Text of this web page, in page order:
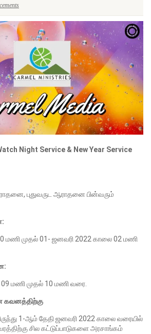
Night Service & New Year Service
புதுவருட ஆராதனை பின்வரும்
மணி முதல் 01- ஜனவரி 2022 காலை 02 மணி
மணி முதல் 10 மணி வரை.
கவனத்திற்கு
1-ஆம் தேதி ஜனவரி 2022 காலை வரையில்
சில கட்டுப்பாடுகளை அரசாங்கம்